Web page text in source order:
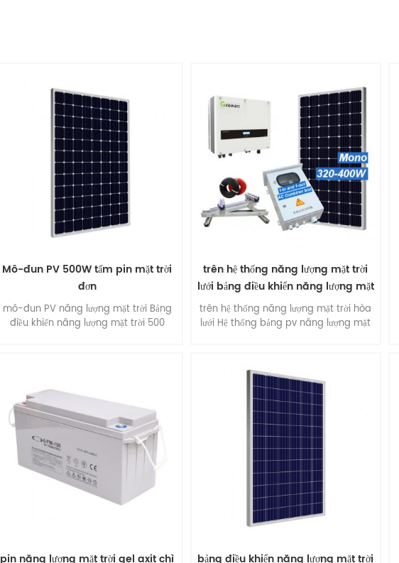
Mô-đun PV 500W tấm pin mặt trời
đơn
mô-đun PV năng lượng mặt trời Bảng
điều khiển năng lượng mặt trời 500
trên hệ thống năng lượng mặt trời
lưới bảng điều khiển năng lượng mặt
trời
trên hệ thống năng lượng mặt trời hòa
lưới Hệ thống bảng pv năng lượng mặt
pin năng lượng mặt trời gel axit chì
bảng điều khiển năng lượng mặt trời